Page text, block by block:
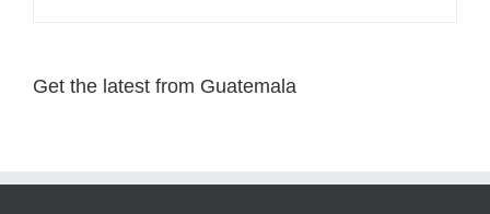
Get the latest from Guatemala